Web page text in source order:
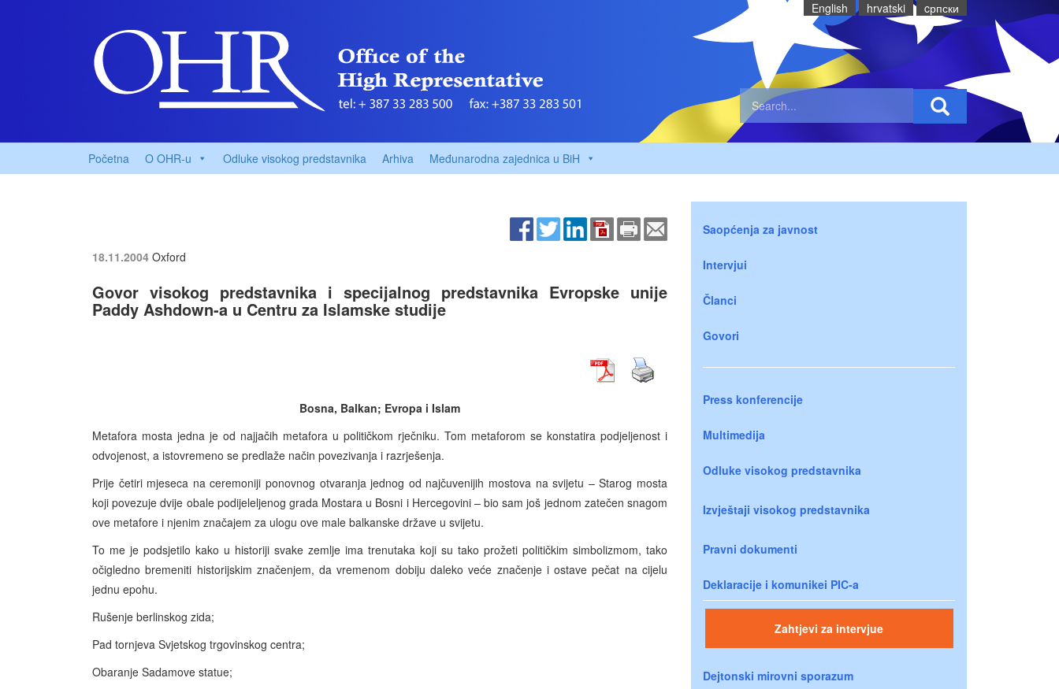
English hrvatski cрпски
Početna O OHR-u Odluke visokog predstavnika Arhiva Međunarodna zajednica u BiH
18.11.2004 Oxford
Govor visokog predstavnika i specijalnog predstavnika Evropske unije
Paddy Ashdown-a u Centru za Islamske studije
Bosna, Balkan; Evropa i Islam
Metafora mosta jedna je od najjačih metafora u političkom rječniku. Tom metaforom se konstatira podjeljenost i
odvojenost, a istovremeno se predlaže način povezivanja i razrješenja.
Prije četiri mjeseca na ceremoniji ponovnog otvaranja jednog od najčuvenijih mostova na svijetu – Starog mosta
koji povezuje dvije obale podijeleljenog grada Mostara u Bosni i Hercegovini – bio sam još jednom zatečen snagom
ove metafore i njenim značajem za ulogu ove male balkanske države u svijetu.
To me je podsjetilo kako u historiji svake zemlje ima trenutaka koji su tako prožeti političkim simbolizmom, tako
očigledno bremeniti historijskim značenjem, da vremenom dobiju daleko veće značenje i ostave pečat na cijelu
jednu epohu.
Rušenje berlinskog zida;
Pad tornjeva Svjetskog trgovinskog centra;
Obaranje Sadamove statue;
Saopćenja za javnost
Intervjui
Članci
Govori
Press konferencije
Multimedija
Odluke visokog predstavnika
Izvještaji visokog predstavnika
Pravni dokumenti
Deklaracije i komunikei PIC-a
Zahtjevi za intervjue
Dejtonski mirovni sporazum